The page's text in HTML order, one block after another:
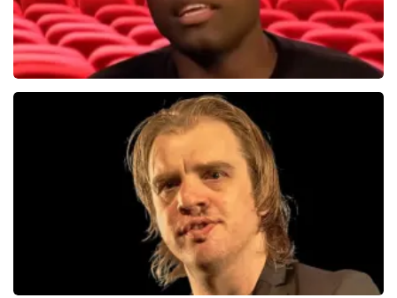
Jandino Asporaat
499+reviews
BEKIJKEN